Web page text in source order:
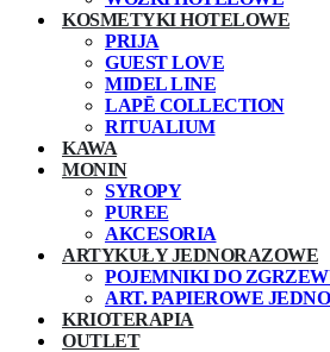
KOSMETYKI HOTELOWE
PRIJA
GUEST LOVE
MIDEL LINE
LAPĒ COLLECTION
RITUALIUM
KAWA
MONIN
SYROPY
PUREE
AKCESORIA
ARTYKUŁY JEDNORAZOWE
POJEMNIKI DO
ART. PAPIEROWE
KRIOTERAPIA
OUTLET